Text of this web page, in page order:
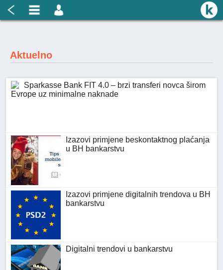
Aktuelno
Sparkasse Bank FIT 4.0 – brzi transferi novca širom
Evrope uz minimalne naknade
Izazovi primjene beskontaktnog plaćanja
u BH bankarstvu
Izazovi primjene digitalnih trendova u BH
bankarstvu
Digitalni trendovi u bankarstvu